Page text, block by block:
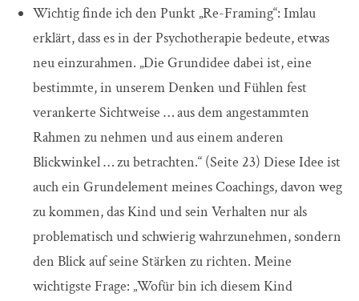
Wichtig finde ich den Punkt „Re-Framing“: Imlau
erklärt, dass es in der Psychotherapie bedeute, etwas
neu einzurahmen. „Die Grundidee dabei ist, eine
bestimmte, in unserem Denken und Fühlen fest
verankerte Sichtweise … aus dem angestammten
Rahmen zu nehmen und aus einem anderen
Blickwinkel … zu betrachten.“ (Seite 23) Diese Idee ist
auch ein Grundelement meines Coachings, davon weg
zu kommen, das Kind und sein Verhalten nur als
problematisch und schwierig wahrzunehmen, sondern
den Blick auf seine Stärken zu richten. Meine
wichtigste Frage: „Wofür bin ich diesem Kind